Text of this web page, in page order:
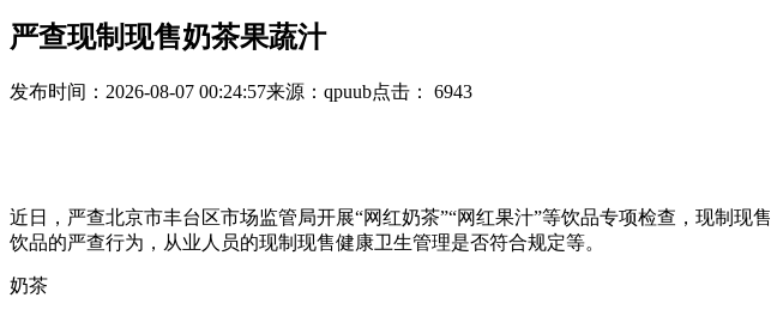
严查现制现售奶茶果蔬汁
发布时间：2026-08-07 00:24:57来源：qpuub点击： 6943
近日，严查北京市丰台区市场监管局开展“网红奶茶”“网红果汁”等饮品专项检查，现制现售
饮品的严查行为，从业人员的现制现售健康卫生管理是否符合规定等。
奶茶